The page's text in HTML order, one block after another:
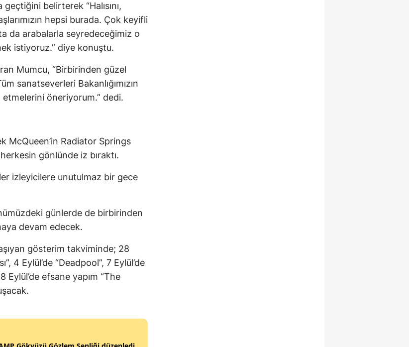
Kayseri
Kırklareli
Kocaeli
Konya
Malatya
Manisa
Kahramanmaraş
Muğla
Nevşehir
Niğde
Sakarya
belirterek “Halısını,
hepsi burada. Çok keyifli
da arabalarla seyredeceğimiz o
istiyoruz.” diye konuştu.
Mumcu, “Birbirinden güzel
sanatseverleri Bakanlığımızın
etmelerini öneriyorum.” dedi.
McQueen’in Radiator Springs
gönlünde iz bıraktı.
izleyicilere unutulmaz bir gece
günlerde de birbirinden
devam edecek.
gösterim takviminde; 28
4 Eylül’de “Deadpool”, 7 Eylül’de
Eylül’de efsane yapım “The